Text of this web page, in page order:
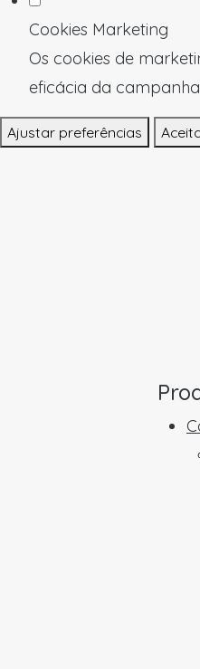
Cookies Marketing
Os cookies de
eficácia da
Ajustar preferências